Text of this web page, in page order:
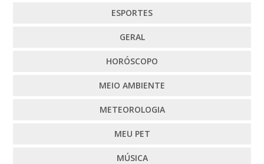
ESPORTES
GERAL
HORÓSCOPO
MEIO AMBIENTE
METEOROLOGIA
MEU PET
MÚSICA